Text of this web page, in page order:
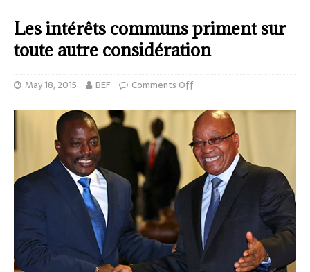
Les intérêts communs priment sur
toute autre considération
May 18, 2015 BEF Comments Off